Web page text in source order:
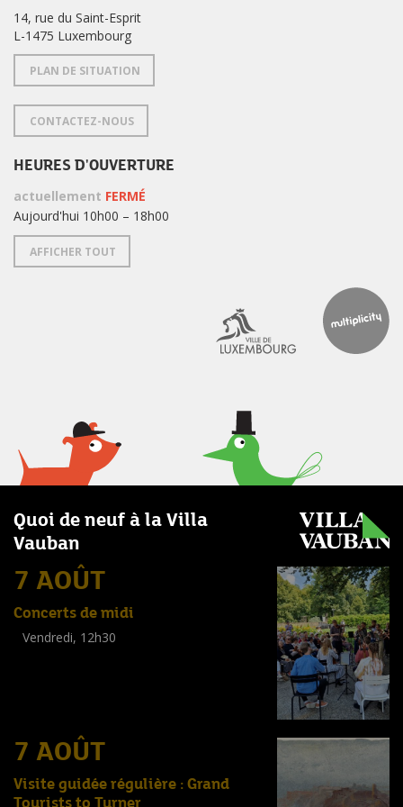
14, rue du Saint-Esprit
L-1475 Luxembourg
PLAN DE SITUATION
CONTACTEZ-NOUS
HEURES D'OUVERTURE
actuellement FERMÉ
Aujourd'hui 10h00 – 18h00
AFFICHER TOUT
Quoi de neuf à la Villa
Vauban
7 AOÛT
Concerts de midi
Vendredi, 12h30
7 AOÛT
Visite guidée régulière : Grand